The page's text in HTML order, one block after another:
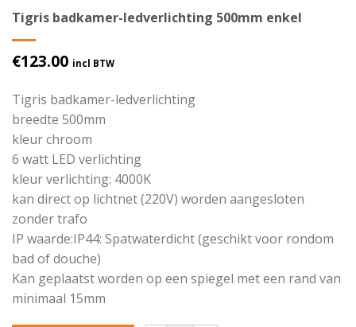
Tigris badkamer-ledverlichting 500mm enkel
€123.00 incl BTW
Tigris badkamer-ledverlichting
breedte 500mm
kleur chroom
6 watt LED verlichting
kleur verlichting: 4000K
kan direct op lichtnet (220V) worden aangesloten
zonder trafo
IP waarde:IP44: Spatwaterdicht (geschikt voor rondom
bad of douche)
Kan geplaatst worden op een spiegel met een rand van
minimaal 15mm